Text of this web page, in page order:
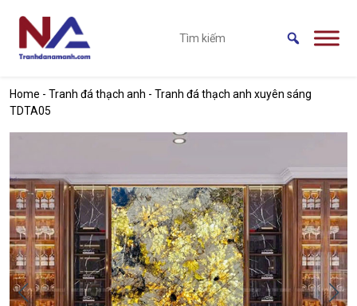
Home - Tranh đá thạch anh - Tranh đá thạch anh xuyên sáng
TDTA05